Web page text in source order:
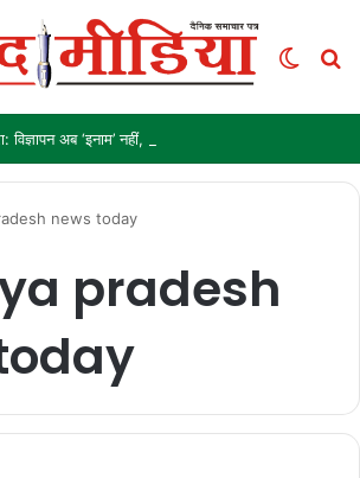
अब ‘इनाम’ नहीं, ‘हथियार’ है!
news today
pradesh